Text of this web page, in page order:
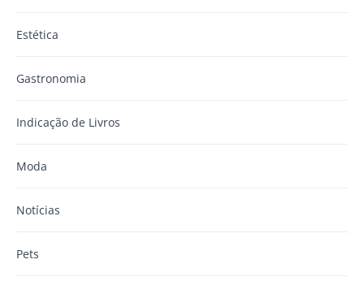
Estética
Gastronomia
Indicação de Livros
Moda
Notícias
Pets